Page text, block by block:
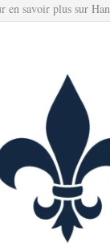
en savoir plus sur